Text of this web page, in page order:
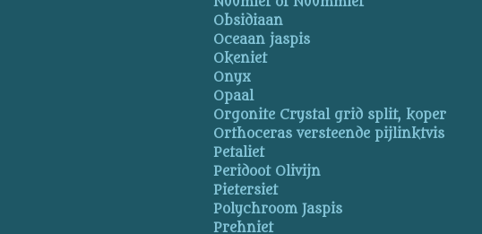
Obsidiaan
Oceaan jaspis
Okeniet
Onyx
Opaal
Orgonite Crystal grid split, koper
Orthoceras versteende pijlinktvis
Petaliet
Peridoot Olivijn
Pietersiet
Polychroom Jaspis
Prehniet